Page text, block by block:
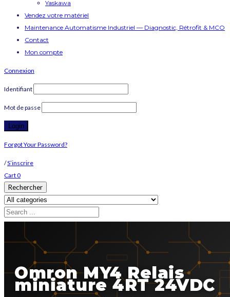
Yaskawa
Vendez votre matériel
Maintenance Automatisme Industriel — Diagnostic, Rétrofit & MCO
Contact
Mon compte
Connexion
Identifiant
Mot de passe
Forgot Your Password?
/S’inscrire
Cart0
Rechercher
Omron MY4 Relais
miniature 4RT 24VDC